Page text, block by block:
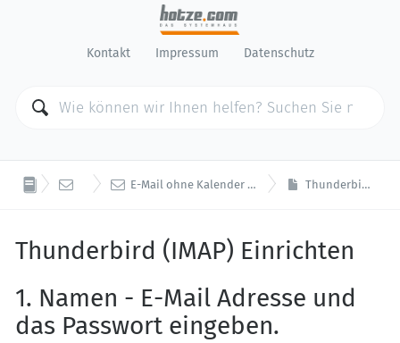
Kontakt Impressum Datenschutz
 E-Mail E-Mail ohne Kalender / Kontakte Abgleich (POP3/IMAP) Thunderbird (IMAP) Einrichten
Thunderbird (IMAP) Einrichten
1. Namen - E-Mail Adresse und
das Passwort eingeben.